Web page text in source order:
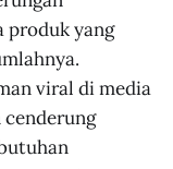
produk yang
viral di media